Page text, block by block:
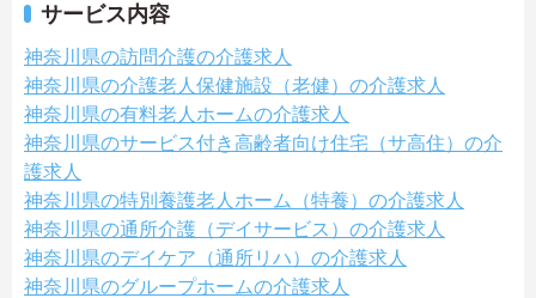
サービス内容
神奈川県の訪問介護の介護求人
神奈川県の介護老人保健施設（老健）の介護求人
神奈川県の有料老人ホームの介護求人
神奈川県のサービス付き高齢者向け住宅（サ高住）の介
護求人
神奈川県の特別養護老人ホーム（特養）の介護求人
神奈川県の通所介護（デイサービス）の介護求人
神奈川県のデイケア（通所リハ）の介護求人
神奈川県のグループホームの介護求人